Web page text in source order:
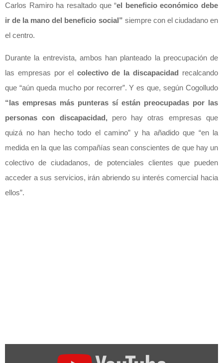
Carlos Ramiro ha resaltado que “el beneficio económico debe
ir de la mano del beneficio social” siempre con el ciudadano en
el centro.
Durante la entrevista, ambos han planteado la preocupación de
las empresas por el colectivo de la discapacidad recalcando
que “aún queda mucho por recorrer”. Y es que, según Cogolludo
“las empresas más punteras sí están preocupadas por las
personas con discapacidad, pero hay otras empresas que
quizá no han hecho todo el camino” y ha añadido que “en la
medida en la que las compañías sean conscientes de que hay un
colectivo de ciudadanos, de potenciales clientes que pueden
acceder a sus servicios, irán abriendo su interés comercial hacia
ellos”.